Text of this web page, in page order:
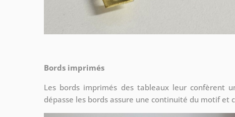
Bords imprimés
Les bords imprimés des tableaux leur confèrent
dépasse les bords assure une continuité du motif et